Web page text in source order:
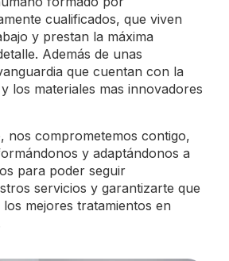
cualificados, que viven
y prestan la máxima
Además de unas
que cuentan con la
los materiales mas innovadores
nos comprometemos contigo,
y adaptándonos a
para poder seguir
servicios y garantizarte que
mejores tratamientos en